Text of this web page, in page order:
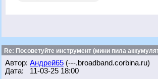
Re: Посоветуйте инструмент (мини пила
Автор: Андрей65 (---.broadband.corbina.ru)
Дата: 11-03-25 18:00